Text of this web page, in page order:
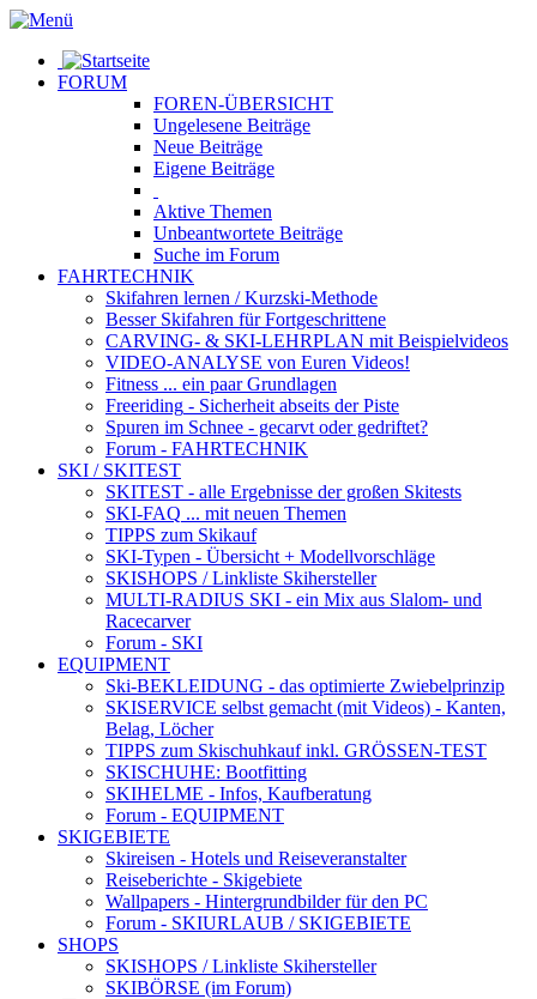
FORUM
FOREN-ÜBERSICHT
Ungelesene Beiträge
Neue Beiträge
Eigene Beiträge
Aktive Themen
Unbeantwortete Beiträge
Suche im Forum
FAHRTECHNIK
Skifahren lernen / Kurzski-Methode
Besser Skifahren für Fortgeschrittene
CARVING- & SKI-LEHRPLAN mit Beispielvideos
VIDEO-ANALYSE von Euren Videos!
Fitness ... ein paar Grundlagen
Freeriding - Sicherheit abseits der Piste
Spuren im Schnee - gecarvt oder gedriftet?
Forum - FAHRTECHNIK
SKI / SKITEST
SKITEST - alle Ergebnisse der großen Skitests
SKI-FAQ ... mit neuen Themen
TIPPS zum Skikauf
SKI-Typen - Übersicht + Modellvorschläge
SKISHOPS / Linkliste Skihersteller
MULTI-RADIUS SKI - ein Mix aus Slalom- und
Racecarver
Forum - SKI
EQUIPMENT
Ski-BEKLEIDUNG - das optimierte Zwiebelprinzip
SKISERVICE selbst gemacht (mit Videos) - Kanten,
Belag, Löcher
TIPPS zum Skischuhkaufinkl. GRÖSSEN-TEST
SKISCHUHE: Bootfitting
SKIHELME - Infos, Kaufberatung
Forum - EQUIPMENT
SKIGEBIETE
Skireisen - Hotels und Reiseveranstalter
Reiseberichte - Skigebiete
Wallpapers - Hintergrundbilder für den PC
Forum - SKIURLAUB / SKIGEBIETE
SHOPS
SKISHOPS / Linkliste Skihersteller
SKIBÖRSE (im Forum)